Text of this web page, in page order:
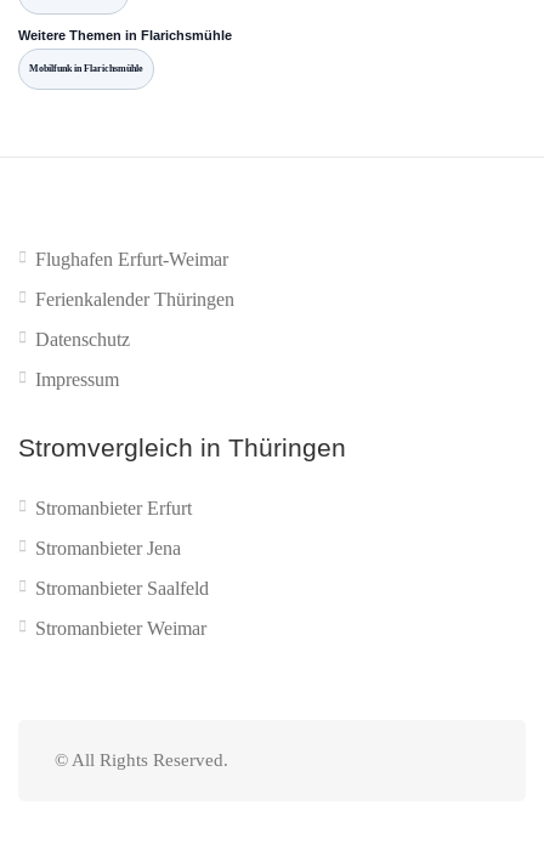
Weitere Themen in Flarichsmühle
Mobilfunk in Flarichsmühle
Flughafen Erfurt-Weimar
Ferienkalender Thüringen
Datenschutz
Impressum
Stromvergleich in Thüringen
Stromanbieter Erfurt
Stromanbieter Jena
Stromanbieter Saalfeld
Stromanbieter Weimar
© All Rights Reserved.